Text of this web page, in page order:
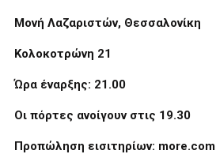
Μονή Λαζαριστών, Θεσσαλονίκη
Κολοκοτρώνη 21
Ώρα έναρξης: 21.00
Οι πόρτες ανοίγουν στις 19.30
Προπώληση εισιτηρίων: more.com